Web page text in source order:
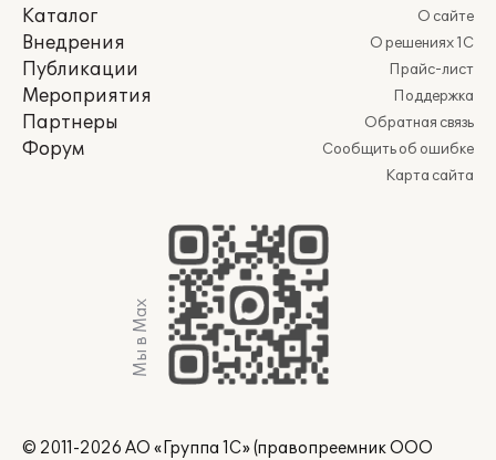
Каталог
Внедрения
Публикации
Мероприятия
Партнеры
Форум
О сайте
О решениях 1С
Прайс-лист
Поддержка
Обратная связь
Сообщить об ошибке
Карта сайта
Мы в Max
© 2011-2026 АО «Группа 1С» (правопреемник ООО